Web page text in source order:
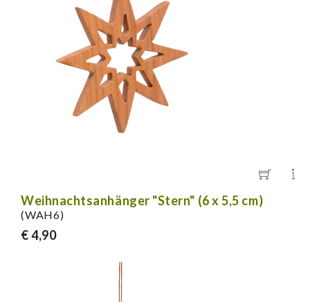
Weihnachtsanhänger "Stern" (6 x 5,5 cm)
(WAH6)
€ 4,90